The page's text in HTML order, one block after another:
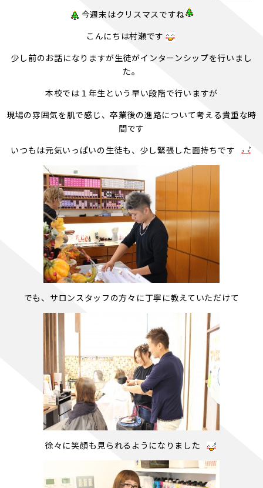
今週末はクリスマスですね
こんにちは村瀬です
少し前のお話になりますが生徒がインターンシップを行いまし
た。
本校では１年生という早い段階で行いますが
現場の雰囲気を肌で感じ、卒業後の進路について考える貴重な時
間です
いつもは元気いっぱいの生徒も、少し緊張した面持ちです
でも、サロンスタッフの方々に丁寧に教えていただけて
徐々に笑顔も見られるようになりました